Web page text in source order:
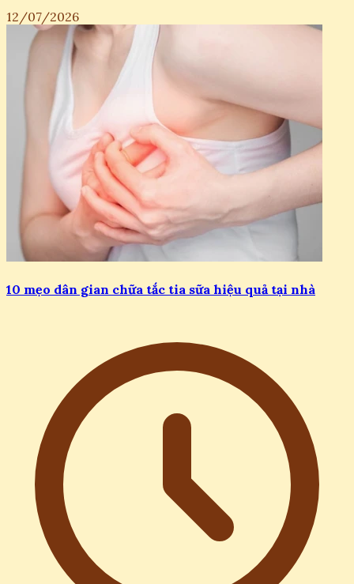
12/07/2026
10 mẹo dân gian chữa tắc tia sữa hiệu quả tại nhà